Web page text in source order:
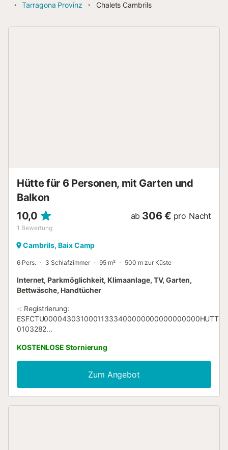
Tarragona Provinz
Chalets Cambrils
Hütte für 6 Personen, mit Garten und
Balkon
10,0
1 Bewertung
ab 306 € pro Nacht
Cambrils, Baix Camp
6 Pers. 3 Schlafzimmer 95 m² 500 m zur Küste
Internet, Parkmöglichkeit, Klimaanlage, TV, Garten,
Bettwäsche, Handtücher
-: Registrierung:
ESFCTU00004303100011333400000000000000000HUTT-
0103282...
KOSTENLOSE Stornierung
Zum Angebot